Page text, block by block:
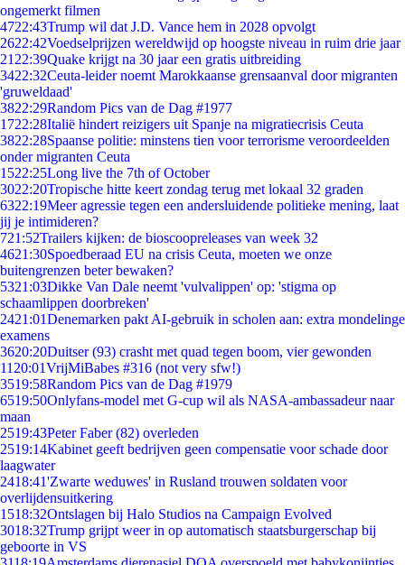
ongemerkt filmen
4722:43Trump wil dat J.D. Vance hem in 2028 opvolgt
2622:42Voedselprijzen wereldwijd op hoogste niveau in ruim drie jaar
21 22:39Quake krijgt na 30 jaar een gratis uitbreiding
3422:32Ceuta-leider noemt Marokkaanse grensaanval door migranten
'gruweldaad'
3822:29Random Pics van de Dag #1977
1722:28Italië hindert reizigers uit Spanje na migratiecrisis Ceuta
3822:28Spaanse politie: minstens tien voor terrorisme veroordeelden
onder migranten Ceuta
1522:25Long live the 7th of October
3022:20Tropische hitte keert zondag terug met lokaal 32 graden
6322:19Meer agressie tegen een andersluidende politieke mening, laat
jij je intimideren?
721:52Trailers kijken: de bioscoopreleases van week 32
4621:30Spoedberaad EU na crisis Ceuta, moeten we onze
buitengrenzen beter bewaken?
5321:03Dikke Van Dale neemt 'vulvalippen' op: 'stigma op
schaamlippen doorbreken'
2421:01Denemarken pakt AI-gebruik in scholen aan: extra mondelinge
examens
3620:20Duitser (93) crasht met quad tegen boom, vier gewonden
11 20:01VrijMiBabes #316 (not very sfw!)
3519:58Random Pics van de Dag #1979
6519:50Onlyfans-model met G-cup wil als NASA-ambassadeur naar
maan
2519:43Peter Faber (82) overleden
2519:14Kabinet geeft bedrijven geen compensatie voor schade door
laagwater
2418:41'Zwarte weduwes' in Rusland trouwen soldaten voor
overlijdensuitkering
1518:32Ontslagen bij Halo Studios na Campaign Evolved
3018:32Trump grijpt weer in op automatisch staatsburgerschap bij
geboorte in VS